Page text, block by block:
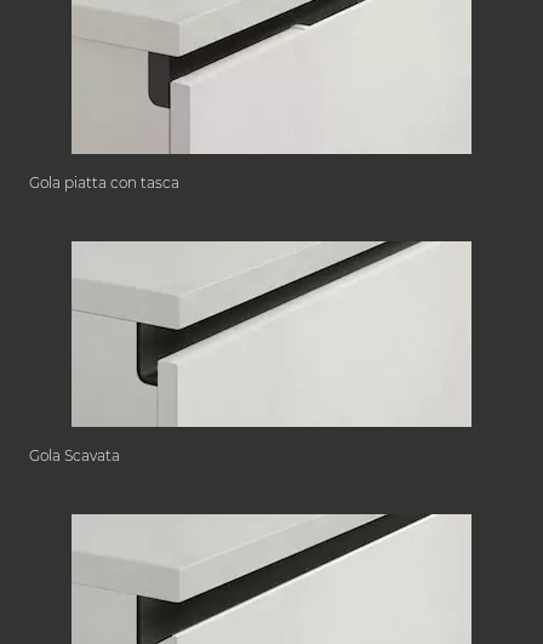
Gola piatta con tasca
Gola Scavata